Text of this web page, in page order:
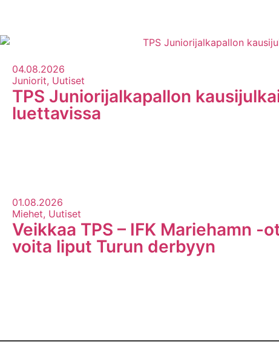
04.08.2026
Juniorit, Uutiset
TPS Juniorijalkapallon
luettavissa
01.08.2026
Miehet, Uutiset
Veikkaa TPS – IFK Mariehamn
voita liput Turun derbyyn